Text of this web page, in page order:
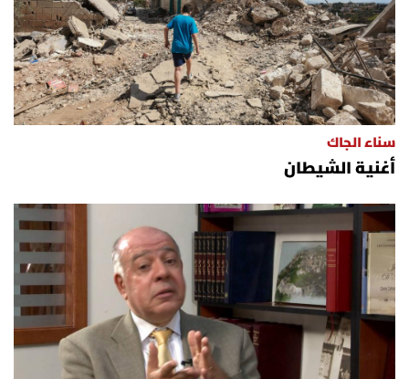
سناء الجاك
أغنية الشيطان